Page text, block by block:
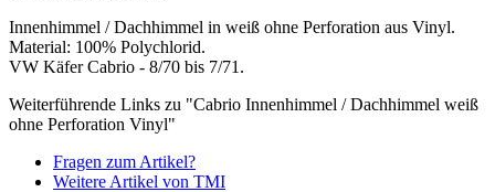
Innenhimmel / Dachhimmel in weiß ohne Perforation aus Vinyl.
Material: 100% Polychlorid.
VW Käfer Cabrio - 8/70 bis 7/71.
Weiterführende Links zu "Cabrio Innenhimmel / Dachhimmel weiß
ohne Perforation Vinyl"
Fragen zum Artikel?
Weitere Artikel von TMI